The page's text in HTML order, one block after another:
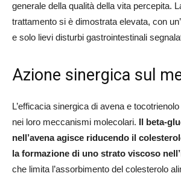
generale della qualità della vita percepita.
trattamento si è dimostrata elevata, con
e solo lievi disturbi gastrointestinali
Azione sinergica sul
L’efficacia sinergica di avena e
nei loro meccanismi molecolari. Il beta-
nell’avena agisce riducendo il
la formazione di uno strato viscoso
che limita l’assorbimento del colesterolo